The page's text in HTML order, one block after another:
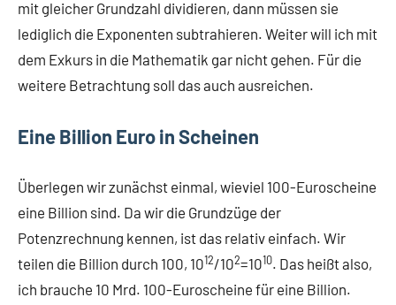
mit gleicher Grundzahl dividieren, dann müssen sie
lediglich die Exponenten subtrahieren. Weiter will ich mit
dem Exkurs in die Mathematik gar nicht gehen. Für die
weitere Betrachtung soll das auch ausreichen.
Eine Billion Euro in Scheinen
Überlegen wir zunächst einmal, wieviel 100-Euroscheine
eine Billion sind. Da wir die Grundzüge der
Potenzrechnung kennen, ist das relativ einfach. Wir
teilen die Billion durch 100, 1012/102=1010. Das heißt also,
ich brauche 10 Mrd. 100-Euroscheine für eine Billion.